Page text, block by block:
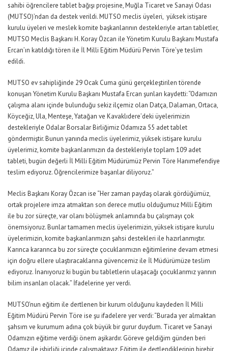
sahibi öğrencilere tablet bağışı projesine, Muğla Ticaret ve Sanayi Odası
(MUTSO)’ndan da destek verildi. MUTSO meclis üyeleri, yüksek istişare
kurulu üyeleri ve meslek komite başkanlarının destekleriyle artan tabletler,
MUTSO Meclis Başkanı H. Koray Özcan ile Yönetim Kurulu Başkanı Mustafa
Ercan’ın katıldığı tören ile İl Milli Eğitim Müdürü Pervin Töre’ye teslim
edildi.
MUTSO ev sahipliğinde 29 Ocak Cuma günü gerçekleştirilen törende
konuşan Yönetim Kurulu Başkanı Mustafa Ercan şunları kaydetti: “Odamızın
çalışma alanı içinde bulunduğu sekiz ilçemiz olan Datça, Dalaman, Ortaca,
Köyceğiz, Ula, Menteşe, Yatağan ve Kavaklıdere’deki üyelerimizin
destekleriyle Odalar Borsalar Birliğimiz Odamıza 55 adet tablet
göndermiştir. Bunun yanında meclis üyelerimiz, yüksek istişare kurulu
üyelerimiz, komite başkanlarımızın da destekleriyle toplam 109 adet
tableti, bugün değerli İl Milli Eğitim Müdürümüz Pervin Töre Hanımefendiye
teslim ediyoruz. Öğrencilerimize başarılar diliyoruz.”
Meclis Başkanı Koray Özcan ise “Her zaman paydaş olarak gördüğümüz,
ortak projelere imza atmaktan son derece mutlu olduğumuz Milli Eğitim
ile bu zor süreçte, var olanı bölüşmek anlamında bu çalışmayı çok
önemsiyoruz. Bunlar tamamen meclis üyelerimizin,yüksek istişare kurulu
üyelerimizin, komite başkanlarımızın şahsi destekleri ile hazırlanmıştır.
Karınca kararınca bu zor süreçte çocuklarımızın eğitimlerine devam etmesi
için doğru ellere ulaştıracaklarına güvencemiz ile İl Müdürümüze teslim
ediyoruz. İnanıyoruz ki bugün bu tabletlerin ulaşacağı çocuklarımız yarının
bilim insanları olacak.” İfadelerine yer verdi.
MUTSO’nun eğitim ile dertlenen bir kurum olduğunu kaydeden İl Milli
Eğitim Müdürü Pervin Töre ise şu ifadelere yer verdi: “Burada yer almaktan
şahsım ve kurumum adına çok büyük bir gurur duydum. Ticaret ve Sanayi
Odamızın eğitime verdiği önem aşikardır. Göreve geldiğim günden beri
Odamız ile işbirliği içinde çalışmaktayız. Eğitim ile dertlendiklerinin birebir